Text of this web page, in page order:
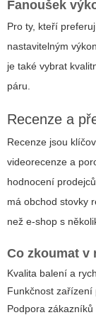
Fanoušek
Pro ty, kteří
nastavitelným
je také vybrat
páru.
Recenze a
Recenze jsou
videorecenze a
hodnocení
má obchod stovky
než e-shop s
Co zkoumat v
Kvalita balení a
Funkčnost zařízení
Podpora zákazníků